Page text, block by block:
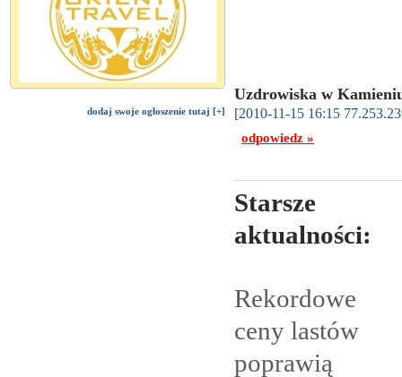
dodaj swoje ogłoszenie tutaj [+]
Uzdrowiska w
[2010-11-15 16:15
odpowiedz »
Starsze
aktualności:
Rekordowe
ceny lastów
poprawią